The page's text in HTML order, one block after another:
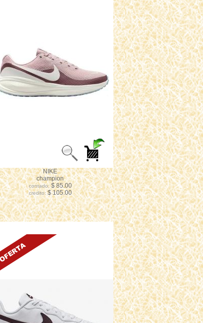
NIKE
champion
contado:$ 85.00
credito:$ 105.00